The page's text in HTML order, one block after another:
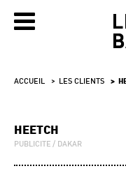
ACCUEIL LES CLIENTS
HEETCH
PUBLICITE DAKAR